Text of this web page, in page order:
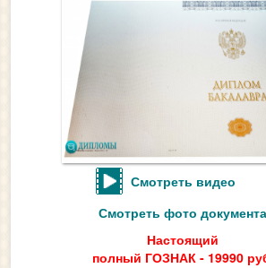
Смотреть видео
Смотреть фото документа
Настоящий
полный ГОЗНАК - 19990